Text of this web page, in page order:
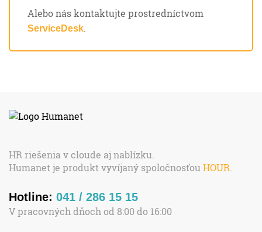
Alebo nás kontaktujte prostredníctvom
ServiceDesk.
HR riešenia v cloude aj nablízku.
Humanet je produkt vyvíjaný spoločnosťou HOUR.
Hotline: 041 / 286 15 15
V pracovných dňoch od 8:00 do 16:00